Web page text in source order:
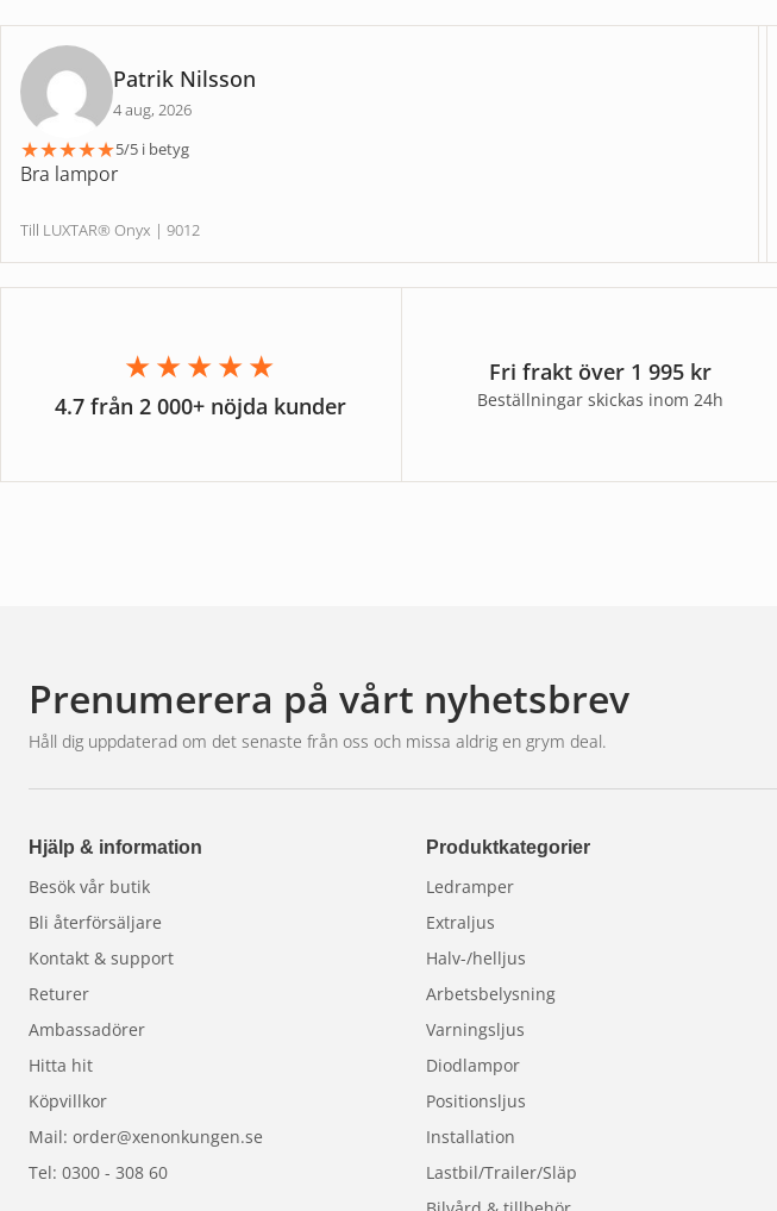
Patrik Nilsson
4 aug, 2026
★★★★★5/5 i betyg
Bra lampor
Till LUXTAR® Onyx | 9012
★★★★★
4.7 från 2 000+ nöjda kunder
Fri frakt över 1 995 kr
Beställningar skickas inom 24h
Prenumerera på vårt nyhetsbrev
Håll dig uppdaterad om det senaste från oss och missa aldrig en grym deal.
Hjälp & information
Besök vår butik
Bli återförsäljare
Kontakt & support
Returer
Ambassadörer
Hitta hit
Köpvillkor
Mail: order@xenonkungen.se
Tel: 0300 - 308 60
Produktkategorier
Ledramper
Extraljus
Halv-/helljus
Arbetsbelysning
Varningsljus
Diodlampor
Positionsljus
Installation
Lastbil/Trailer/Släp